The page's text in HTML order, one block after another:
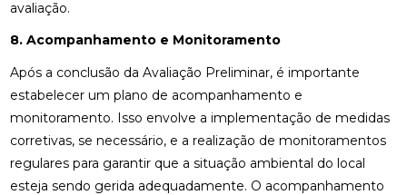
avaliação.
8. Acompanhamento e Monitoramento
Após a conclusão da Avaliação Preliminar, é importante
estabelecer um plano de acompanhamento e
monitoramento. Isso envolve a implementação de medidas
corretivas, se necessário, e a realização de monitoramentos
regulares para garantir que a situação ambiental do local
esteja sendo gerida adequadamente. O acompanhamento